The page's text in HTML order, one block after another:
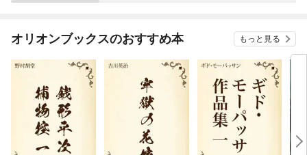
オリオンブックスのおすすめ本 もっと見る